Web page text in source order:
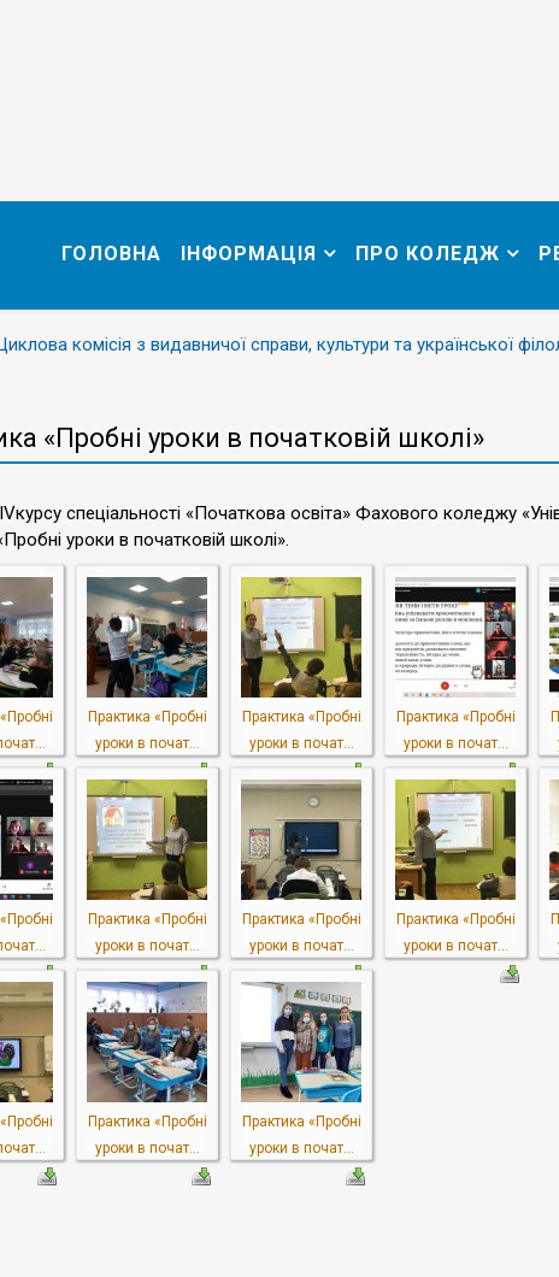
ГОЛОВНА ІНФОРМАЦІЯ ПРО КОЛЕДЖ
комісія з видавничої справи, культури та української
«Пробні уроки в початковій школі»
спеціальності «Початкова освіта» Фахового коледжу
уроки в початковій школі».
Практика «Пробні
уроки в почат...
Практика «Пробні
уроки в почат...
Практика «Пробні
уроки в почат...
Практика «Пробні
уроки в почат...
Практика «Пробні
уроки в почат...
Практика «Пробні
уроки в почат...
Практика «Пробні
уроки в почат...
Практика «Пробні
уроки в почат...